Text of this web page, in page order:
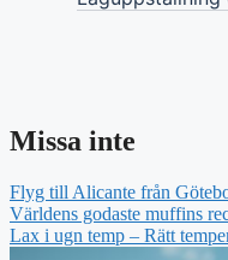
Missa inte
Flyg till Alicante från
Världens godaste muffins
Lax i ugn temp – Rätt